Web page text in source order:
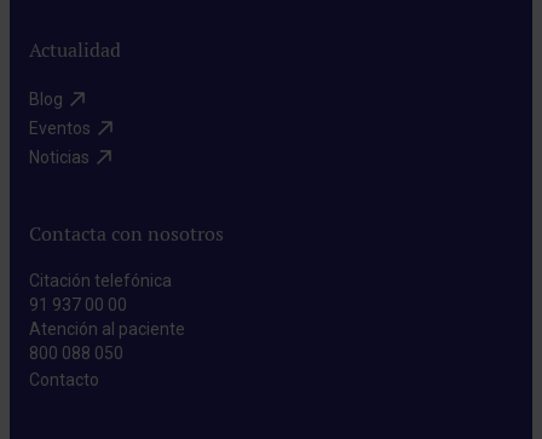
Actualidad
Blog​
Eventos​
Noticias​
Contacta con nosotros
Citación telefónica
91 937 00 00
Atención al paciente
800 088 050
Contacto​